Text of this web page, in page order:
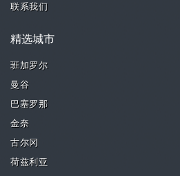
联系我们
精选城市
班加罗尔
曼谷
巴塞罗那
金奈
古尔冈
荷兹利亚